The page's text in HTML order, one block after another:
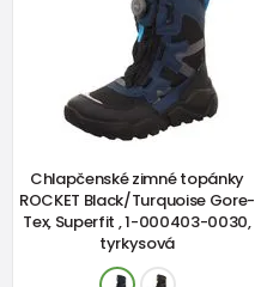
Chlapčenské zimné topánky
ROCKET Black/Turquoise Gore-
Tex, Superfit , 1-000403-0030,
tyrkysová